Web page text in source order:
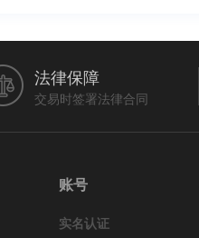
法律保障
交易时签署法律合同
账号
实名认证